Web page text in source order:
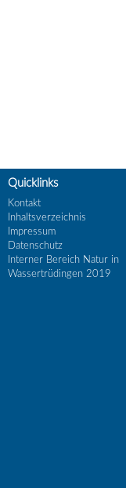
Quicklinks
Kontakt
Inhaltsverzeichnis
Impressum
Datenschutz
Interner Bereich Natur in
Wassertrüdingen 2019